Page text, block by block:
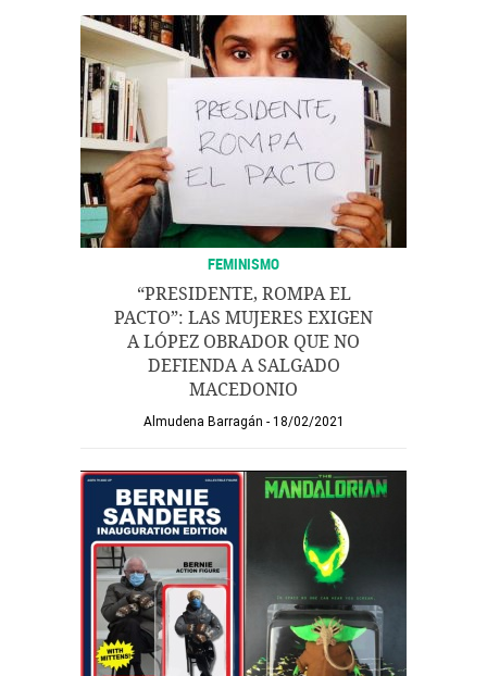
FEMINISMO
“PRESIDENTE, ROMPA EL
PACTO”: LAS MUJERES EXIGEN
A LÓPEZ OBRADOR QUE NO
DEFIENDA A SALGADO
MACEDONIO
Almudena Barragán 18/02/2021